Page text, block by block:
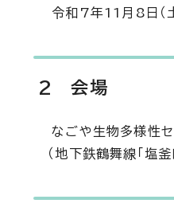
令和7年11月8日（
2 会場
なごや生物多様性セ
（地下鉄鶴舞線「塩